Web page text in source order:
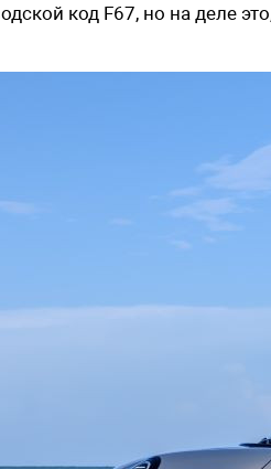
код F67, но на деле